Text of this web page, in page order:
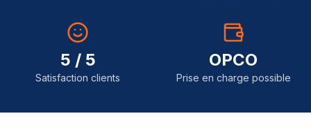
5 / 5
Satisfaction clients
OPCO
Prise en charge possible